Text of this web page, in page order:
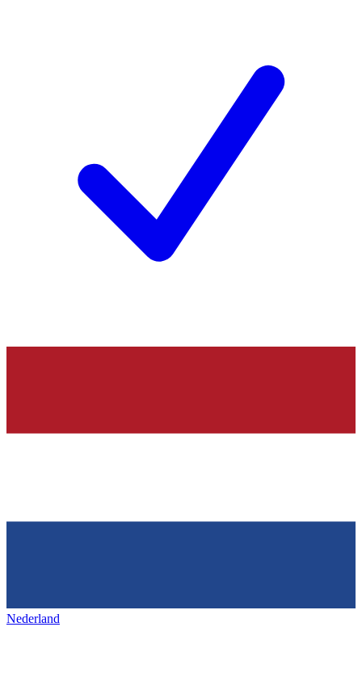
Nederland